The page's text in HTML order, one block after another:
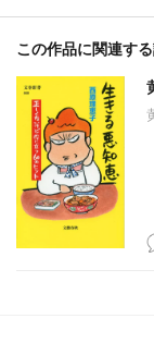
この作品に関連す